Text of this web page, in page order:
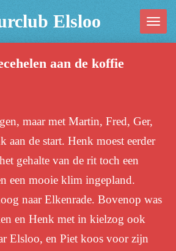
Elsloo
aan de koffie
maar met Martin, Fred, Ger,
aan de start. Henk moest eerder
gehalte van de rit toch een
een mooie klim ingepland.
naar Elkenrade. Bovenop was
en Henk met in kielzog ook
Elsloo, en Piet koos voor zijn